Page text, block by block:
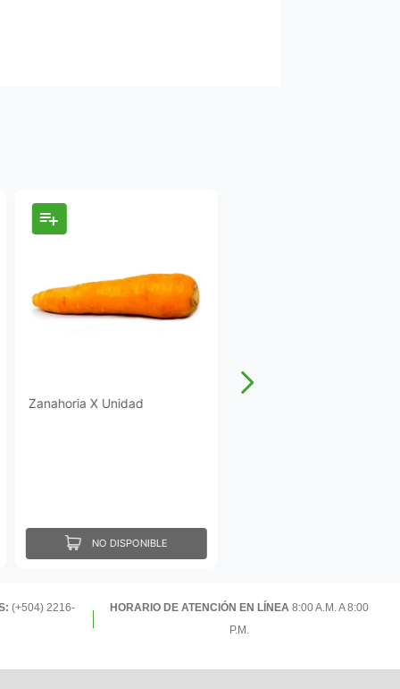
Zanahoria X Unidad
NO DISPONIBLE
(+504) 2216- HORARIO DE ATENCIÓN EN LÍNEA 8:00 A.M. A 8:00
P.M.